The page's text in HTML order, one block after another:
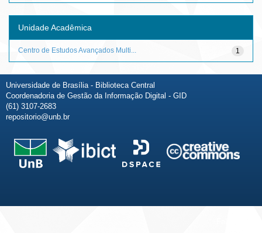
Unidade Acadêmica
1
Centro de Estudos Avançados Multi...
Universidade de Brasília - Biblioteca Central
Coordenadoria de Gestão da Informação Digital - GID
(61) 3107-2683
repositorio@unb.br